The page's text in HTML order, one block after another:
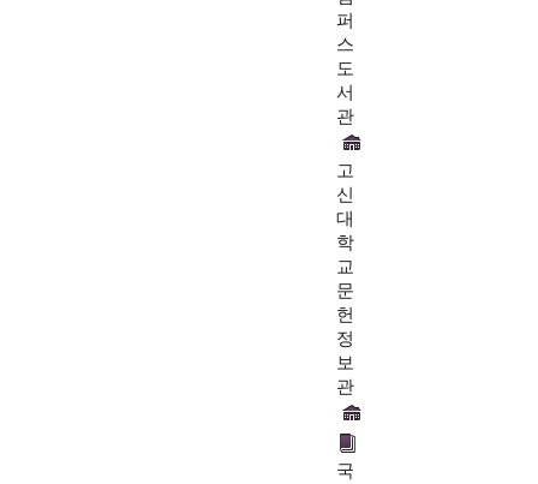
퍼
스
도
서
관
고
신
대
학
교
문
헌
정
보
관
국